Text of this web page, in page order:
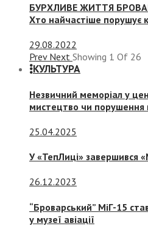
БУРХЛИВЕ ЖИТТЯ
Хто найчастіше порушує
29.08.2022
Prev Next Showing 1 Of 26
КУЛЬТУРА
Незвичний меморіал у
мистецтво чи порушення
25.04.2025
У «ТепЛиці» завершився
26.12.2023
“Броварський” МіГ-15
у музеї авіації